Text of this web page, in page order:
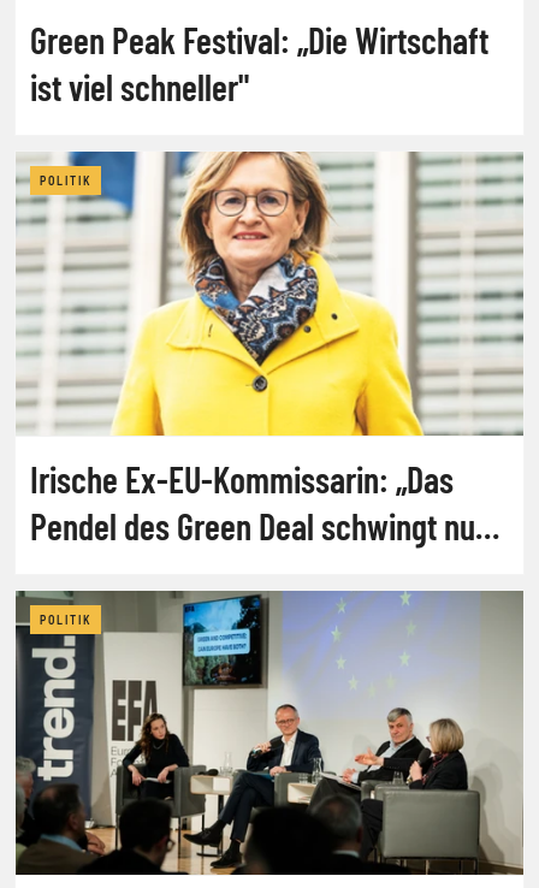
Green Peak Festival: „Die Wirtschaft
ist viel schneller"
POLITIK
Irische Ex-EU-Kommissarin: „Das
Pendel des Green Deal schwingt nun
POLITIK